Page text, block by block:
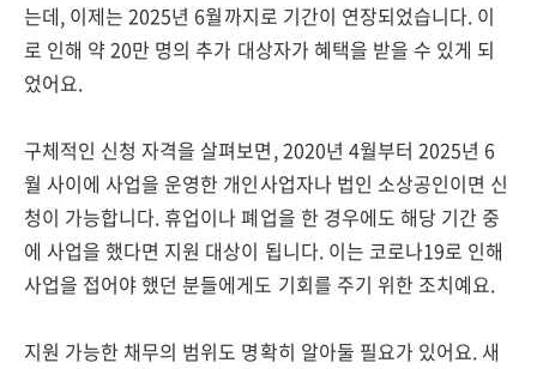
는데, 이제는 2025년 6월까지로 기간이 연장되었습니다. 이
로 인해 약 20만 명의 추가 대상자가 혜택을 받을 수 있게 되
었어요.
구체적인 신청 자격을 살펴보면, 2020년 4월부터 2025년 6
월 사이에 사업을 운영한 개인사업자나 법인 소상공인이면 신
청이 가능합니다. 휴업이나 폐업을 한 경우에도 해당 기간 중
에 사업을 했다면 지원 대상이 됩니다. 이는 코로나19로 인해
사업을 접어야 했던 분들에게도 기회를 주기 위한 조치예요.
지원 가능한 채무의 범위도 명확히 알아둘 필요가 있어요. 새